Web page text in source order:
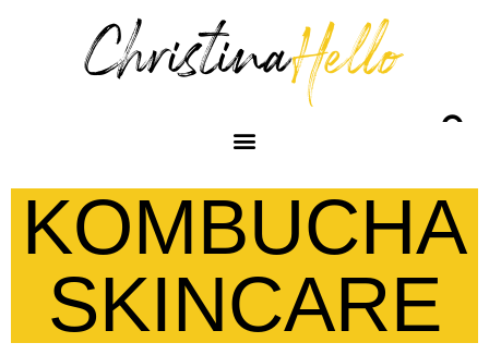
KOMBUCHA
SKINCARE